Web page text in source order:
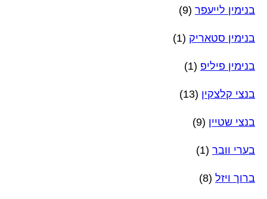
בנימין לייעפר (9)
בנימין סטאריק (1)
בנימין פיליפ (1)
בנצי קלצקין (13)
בנצי שטיין (9)
בערי וובר (1)
ברוך ויזל (8)